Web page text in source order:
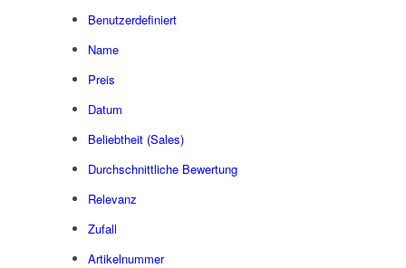
Benutzerdefiniert
Name
Preis
Datum
Beliebtheit (Sales)
Durchschnittliche Bewertung
Relevanz
Zufall
Artikelnummer